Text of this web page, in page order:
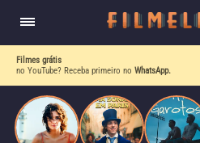
Filmes grátis
no YouTube? Receba primeiro no WhatsApp.
escrevia e a vida real começa a